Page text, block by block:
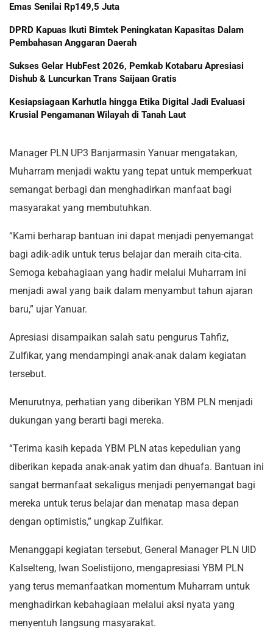
Emas Senilai Rp149,5 Juta
DPRD Kapuas Ikuti Bimtek Peningkatan Kapasitas Dalam
Pembahasan Anggaran Daerah
Sukses Gelar HubFest 2026, Pemkab Kotabaru Apresiasi
Dishub & Luncurkan Trans Saijaan Gratis
Kesiapsiagaan Karhutla hingga Etika Digital Jadi Evaluasi
Krusial Pengamanan Wilayah di Tanah Laut
Manager PLN UP3 Banjarmasin Yanuar mengatakan,
Muharram menjadi waktu yang tepat untuk memperkuat
semangat berbagi dan menghadirkan manfaat bagi
masyarakat yang membutuhkan.
“Kami berharap bantuan ini dapat menjadi penyemangat
bagi adik-adik untuk terus belajar dan meraih cita-cita.
Semoga kebahagiaan yang hadir melalui Muharram ini
menjadi awal yang baik dalam menyambut tahun ajaran
baru,” ujar Yanuar.
Apresiasi disampaikan salah satu pengurus Tahfiz,
Zulfikar, yang mendampingi anak-anak dalam kegiatan
tersebut.
Menurutnya, perhatian yang diberikan YBM PLN menjadi
dukungan yang berarti bagi mereka.
“Terima kasih kepada YBM PLN atas kepedulian yang
diberikan kepada anak-anak yatim dan dhuafa. Bantuan ini
sangat bermanfaat sekaligus menjadi penyemangat bagi
mereka untuk terus belajar dan menatap masa depan
dengan optimistis,” ungkap Zulfikar.
Menanggapi kegiatan tersebut, General Manager PLN UID
Kalselteng, Iwan Soelistijono, mengapresiasi YBM PLN
yang terus memanfaatkan momentum Muharram untuk
menghadirkan kebahagiaan melalui aksi nyata yang
menyentuh langsung masyarakat.